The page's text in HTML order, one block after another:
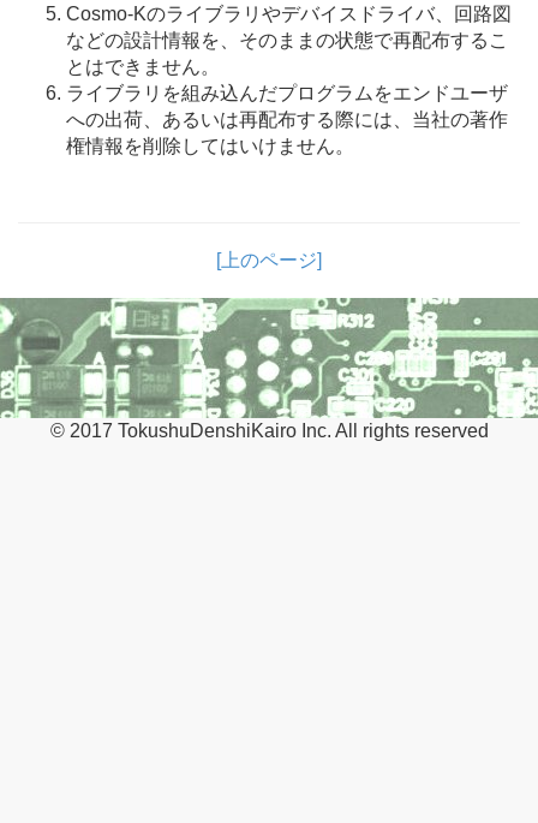
Cosmo-Kのライブラリやデバイスドライバ、回路図
などの設計情報を、そのままの状態で再配布するこ
とはできません。
ライブラリを組み込んだプログラムをエンドユーザ
への出荷、あるいは再配布する際には、当社の著作
権情報を削除してはいけません。
[上のページ]
© 2017 TokushuDenshiKairo Inc. All rights reserved